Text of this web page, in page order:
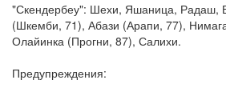
"Скендербеу": Шехи, Яшаница, Радаш,
(Шкемби, 71), Абази (Арапи, 77),
Олайинка (Прогни, 87), Салихи.
Предупреждения: